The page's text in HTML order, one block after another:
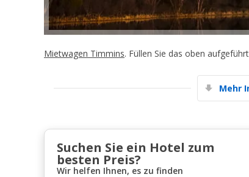
Mietwagen Timmins. Füllen Sie das oben
Mehr
Suchen Sie ein Hotel zum
besten Preis?
Wir helfen Ihnen, es zu finden